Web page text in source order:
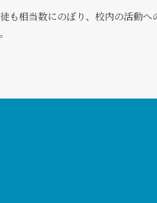
も相当数にのぼり、校内の活動へ